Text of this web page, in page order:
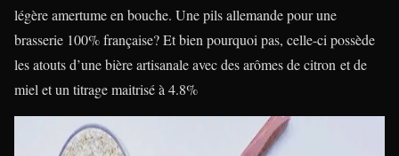
légère amertume en bouche. Une pils allemande pour une
brasserie 100% française? Et bien pourquoi pas, celle-ci possède
les atouts d’une bière artisanale avec des arômes de citron et de
miel et un titrage maitrisé à 4.8%